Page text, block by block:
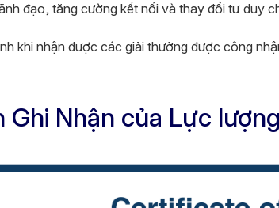
đạo, tăng cường kết nối và thay đổi tư duy
khi nhận được các giải thưởng được công
Ghi Nhận của Lực